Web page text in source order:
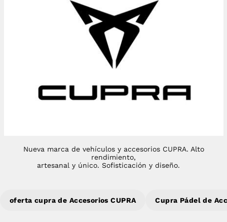
Nueva marca de vehículos y accesorios CUPRA. Alto
rendimiento,
artesanal y único. Sofisticación y diseño.
oferta cupra de Accesorios CUPRA Cupra Pádel de